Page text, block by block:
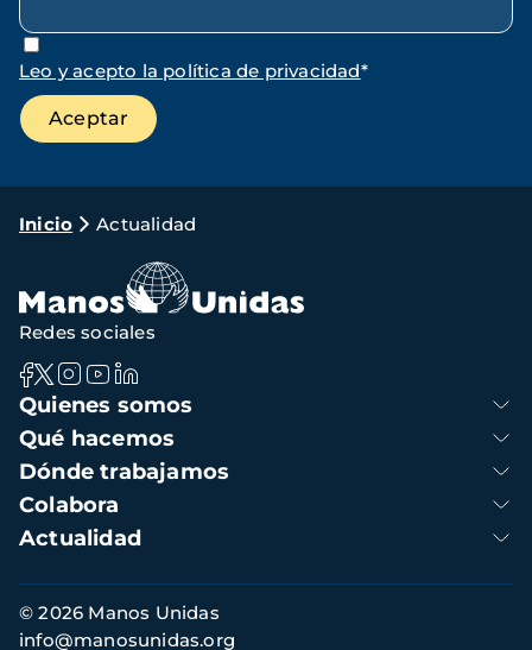
Leo y acepto la política de privacidad*
Ruta
navegación
Inicio Actualidad
Navegación
principal
Quienes somos
Qué hacemos
Dónde trabajamos
Colabora
Actualidad
Redes sociales
Información
de
© 2026 Manos Unidas
info@manosunidas.org